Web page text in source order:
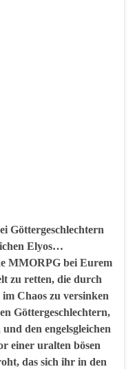
Göttergeschlechtern
Elyos…
MMORPG bei Eurem
zu retten, die durch
Chaos zu versinken
Göttergeschlechtern,
den engelsgleichen
einer uralten bösen
das sich ihr in den